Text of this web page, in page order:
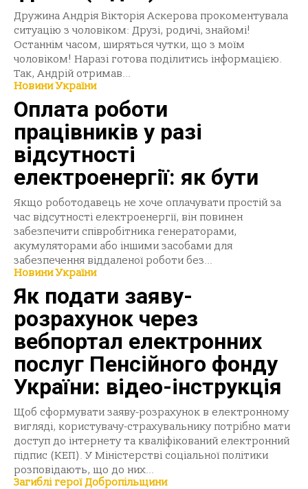
Дружина Андрія Вікторія Аскерова прокоментувала
ситуацію з чоловіком: Друзі, родичі, знайомі!
Останнім часом, ширяться чутки, що з моїм
чоловіком! Наразі готова поділитись інформацією.
Так, Андрій отримав...
Новини України
Оплата роботи
працівників у разі
відсутності
електроенергії: як бути
Якщо роботодавець не хоче оплачувати простій за
час відсутності електроенергії, він повинен
забезпечити співробітника генераторами,
акумуляторами або іншими засобами для
забезпечення віддаленої роботи без...
Новини України
Як подати заяву-
розрахунок через
вебпортал електронних
послуг Пенсійного фонду
України: відео-інструкція
Щоб сформувати заяву-розрахунок в електронному
вигляді, користувачу-страхувальнику потрібно мати
доступ до інтернету та кваліфікований електронний
підпис (КЕП). У Міністерстві соціальної політики
розповідають, що до них...
Загиблі герої Добропільщини